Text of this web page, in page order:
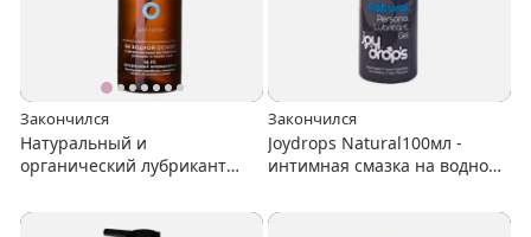
Закончился
Натуральный и
органический лубрикант
Закончился
Joydrops Natural100мл -
интимная смазка на водной